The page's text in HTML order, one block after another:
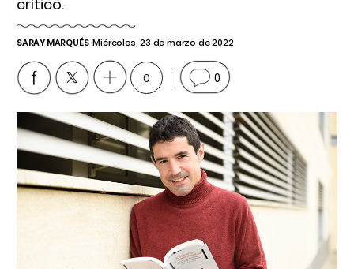
crítico.
SARAY MARQUÉS Miércoles, 23 de marzo de 2022
0 0